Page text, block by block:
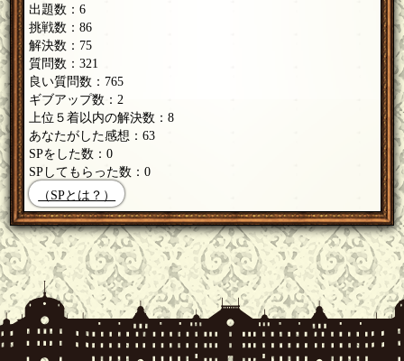
出題数：6
挑戦数：86
解決数：75
質問数：321
良い質問数：765
ギブアップ数：2
上位５着以内の解決数：8
あなたがした感想：63
SPをした数：0
SPしてもらった数：0
（SPとは？）